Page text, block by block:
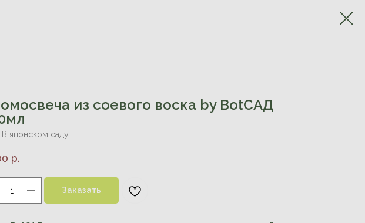
из соевого воска by BotCАД
В японском саду
р.
Заказать